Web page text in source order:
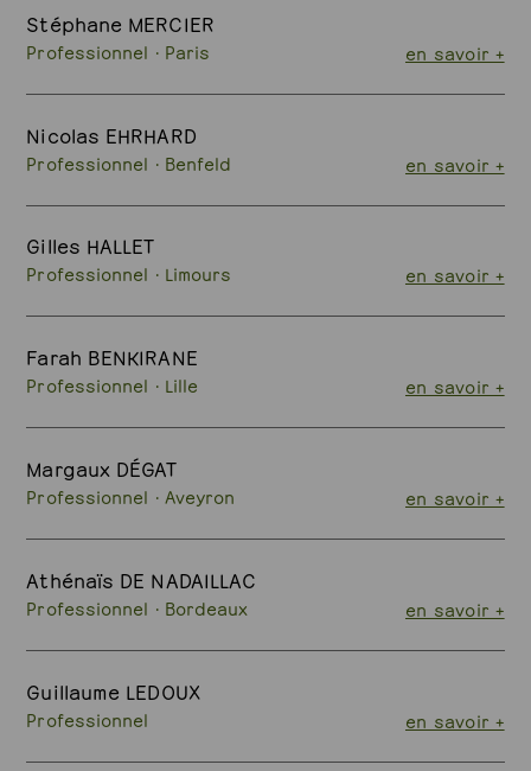
Stéphane MERCIER
Professionnel · Paris en savoir +
Nicolas EHRHARD
Professionnel · Benfeld en savoir +
Gilles HALLET
Professionnel · Limours en savoir +
Farah BENKIRANE
Professionnel · Lille en savoir +
Margaux DÉGAT
Professionnel · Aveyron en savoir +
Athénaïs DE NADAILLAC
Professionnel · Bordeaux en savoir +
Guillaume LEDOUX
Professionnel en savoir +